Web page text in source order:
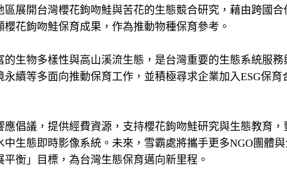
展開台灣櫻花鉤吻鮭與苦花的生態競合研究，藉由跨國合
花鉤吻鮭保育成果，作為推動物種保育參考。
生物多樣性與高山溪流生態，是台灣重要的生態系統服務
續等多面向推動保育工作，並積極尋求企業加入ESG保育
倡議，提供經費資源，支持櫻花鉤吻鮭研究與生態教育，
生態即時影像系統。未來，雪霸處將攜手更多NGO團體
衡」目標，為台灣生態保育邁向新里程。